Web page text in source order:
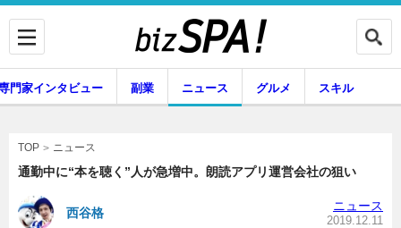
企業インタビュー 専門家インタビュー
門家インタビュー 副業 ニュース グルメ スキル
TOP ニュース
通勤中に“本を聴く”人が急増中。朗読アプリ運営会社の狙い
西谷格 ニュース
2019.12.11